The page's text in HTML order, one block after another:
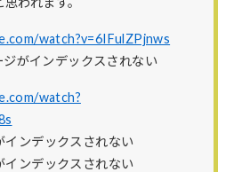
watch?v=6IFulZPjnws
がインデックスされない
watch?
ンデックスされない
ンデックスされない